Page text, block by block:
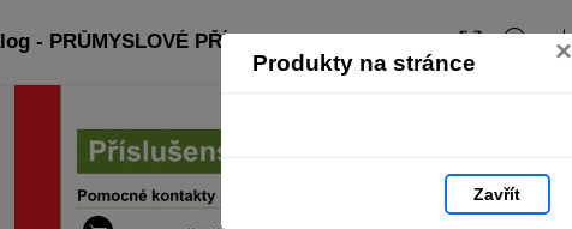
Produkty na stránce ×
Zavřít
- PRŮMYSLOVÉ PŘÍSTROJE: strana 116